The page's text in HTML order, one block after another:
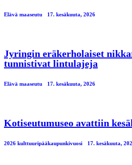
Elävä maaseutu 17. kesäkuuta, 2026
Jyringin eräkerholaiset
tunnistivat lintulajeja
Elävä maaseutu 17. kesäkuuta, 2026
Kotiseutumuseo avattiin
2026 kulttuuripääkaupunkivuosi 17. kesäkuuta,